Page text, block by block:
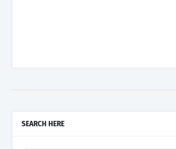
SEARCH HERE